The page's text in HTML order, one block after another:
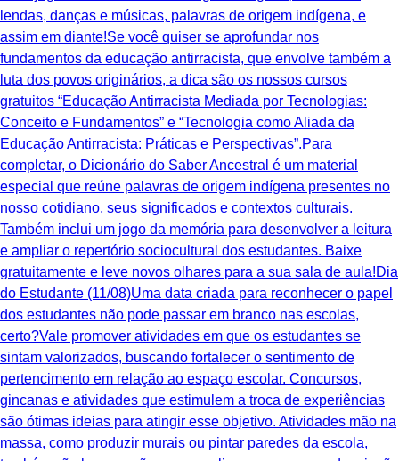
lendas, danças e músicas, palavras de origem indígena, e
assim em diante!Se você quiser se aprofundar nos
fundamentos da educação antirracista, que envolve também a
luta dos povos originários, a dica são os nossos cursos
gratuitos “Educação Antirracista Mediada por Tecnologias:
Conceito e Fundamentos” e “Tecnologia como Aliada da
Educação Antirracista: Práticas e Perspectivas”.Para
completar, o Dicionário do Saber Ancestral é um material
especial que reúne palavras de origem indígena presentes no
nosso cotidiano, seus significados e contextos culturais.
Também inclui um jogo da memória para desenvolver a leitura
e ampliar o repertório sociocultural dos estudantes. Baixe
gratuitamente e leve novos olhares para a sua sala de aula!Dia
do Estudante (11/08)Uma data criada para reconhecer o papel
dos estudantes não pode passar em branco nas escolas,
certo?Vale promover atividades em que os estudantes se
sintam valorizados, buscando fortalecer o sentimento de
pertencimento em relação ao espaço escolar. Concursos,
gincanas e atividades que estimulem a troca de experiências
são ótimas ideias para atingir esse objetivo. Atividades mão na
massa, como produzir murais ou pintar paredes da escola,